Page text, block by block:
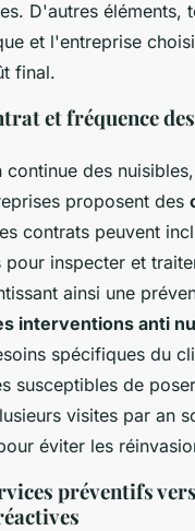
D'autres éléments,
et l'entreprise
final.
et fréquence des
continue des
proposent des
contrats peuvent
pour inspecter et
ainsi une
interventions anti
spécifiques du
susceptibles de
visites par an
éviter les
préventifs